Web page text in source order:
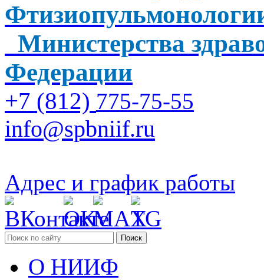
Министерства
Федерации
+7 (812) 775-75-55
info@spbniif.ru
Адрес и график работы
Поиск
О НИИФ